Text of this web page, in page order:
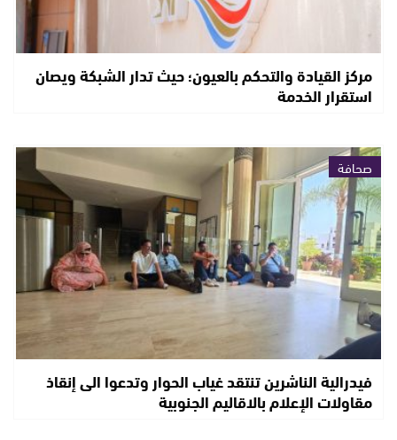
مركز القيادة والتحكم بالعيون؛ حيث تدار الشبكة ويصان
استقرار الخدمة
صحافة
فيدرالية الناشرين تنتقد غياب الحوار وتدعوا الى إنقاذ
مقاولات الإعلام بالاقاليم الجنوبية